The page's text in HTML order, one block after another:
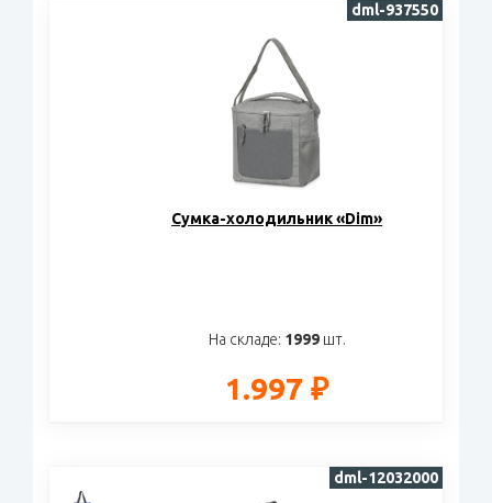
Сумка-холодильник «Dim»
На складе: 1999шт.
1.997 ₽
dml-937550
dml-12032000